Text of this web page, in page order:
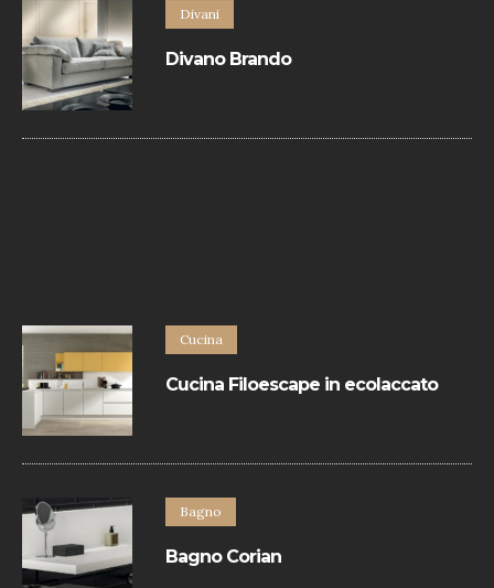
Divani
Divano Brando
Cucina
Cucina Filoescape in ecolaccato
sono realizzate con materiali eccellenti.
Bagno
Bagno Corian